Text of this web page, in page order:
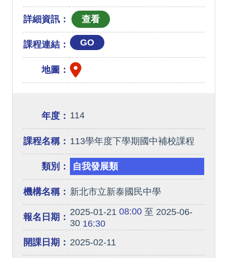
詳細資訊：
課程連結： GO
地圖：
年度： 114
課程名稱： 113學年度下學期國中補校課程
類別： 自我發展類
機構名稱： 新北市立新泰國民中學
報名日期： 2025-01-21 08:00至 2025-06-
3016:30
開課日期： 2025-02-11